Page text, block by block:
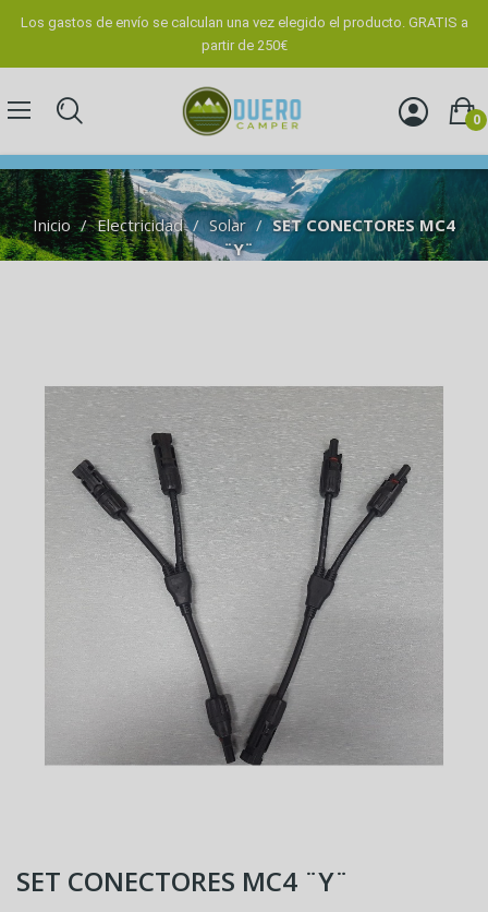
Los gastos de envío se calculan una vez elegido el producto. GRATIS a
partir de 250€
0
Inicio Electricidad Solar
SET CONECTORES MC4
¨Y¨
SET CONECTORES MC4 ¨Y¨